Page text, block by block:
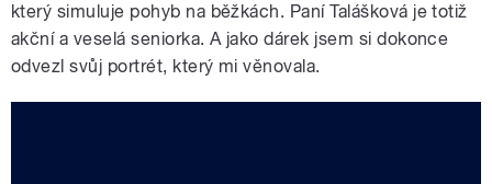
který simuluje pohyb na běžkách. Paní Talášková je totiž
akční a veselá seniorka. A jako dárek jsem si dokonce
odvezl svůj portrét, který mi věnovala.